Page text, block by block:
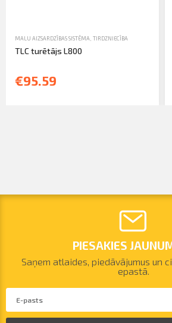
MALU AIZSARDZĪBAS SISTĒMA TIRDZNIECĪBA
TLC turētājs L800
€95.59
PIESAKIES
Saņem atlaides, piedāvājumus un
epastā.